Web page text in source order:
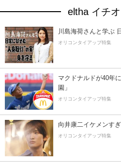
eltha イチ
川島海荷さんと学ぶ
オリコンタイアップ特集
マクドナルドが40年
園」
オリコンタイアップ特集
向井康二イケメンす
オリコンタイアップ特集